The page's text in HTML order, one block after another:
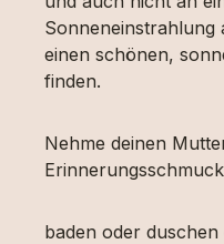
Sonneneinstrahlung
einen schönen,
finden.
Nehme deinen
baden oder